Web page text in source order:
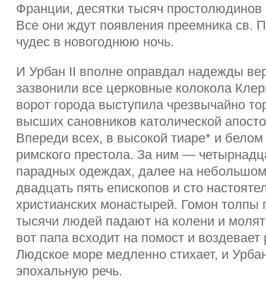
Франции, десятки тысяч простолюдинов
Все они ждут появления преемника св.
чудес в новогоднюю ночь.
И Урбан II вполне оправдал надежды
зазвонили все церковные колокола
ворот города выступила чрезвычайно
высших сановников католической
Впереди всех, в высокой тиаре* и
римского престола. За ним —
парадных одеждах, далее на
двадцать пять епископов и сто
христианских монастырей. Гомон толпы
тысячи людей падают на колени и
вот папа всходит на помост и
Людское море медленно стихает, и
эпохальную речь.